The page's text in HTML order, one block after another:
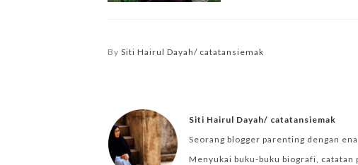
By Siti Hairul Dayah/ catatansiemak
Siti Hairul Dayah/ catatansiemak
Seorang blogger parenting dengan
Menyukai buku-buku biografi,